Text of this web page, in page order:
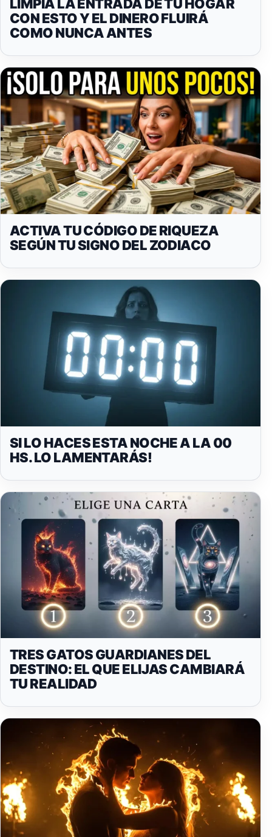
LIMPIA LA ENTRADA DE TU HOGAR
CON ESTO Y EL DINERO FLUIRÁ
COMO NUNCA ANTES
ACTIVA TU CÓDIGO DE RIQUEZA
SEGÚN TU SIGNO DEL ZODIACO
SI LO HACES ESTA NOCHE A LA 00
HS. LO LAMENTARÁS!
TRES GATOS GUARDIANES DEL
DESTINO: EL QUE ELIJAS CAMBIARÁ
TU REALIDAD